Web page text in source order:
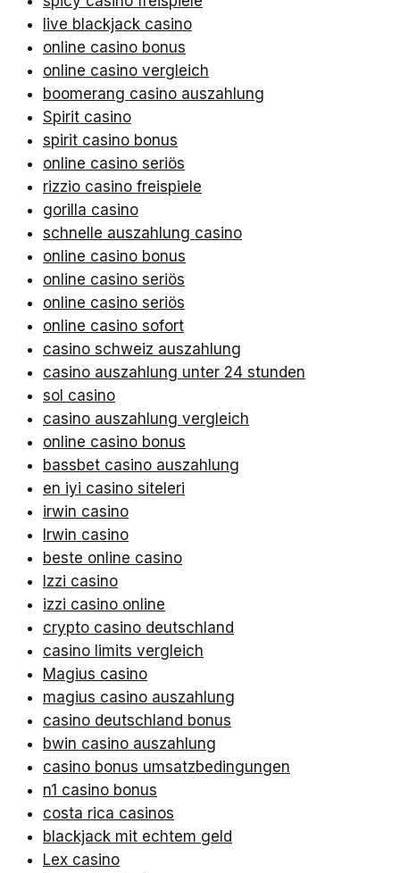
live blackjack casino
online casino bonus
online casino vergleich
boomerang casino auszahlung
Spirit casino
spirit casino bonus
online casino seriös
rizzio casino freispiele
gorilla casino
schnelle auszahlung casino
online casino bonus
online casino seriös
online casino seriös
online casino sofort
casino schweiz auszahlung
casino auszahlung unter 24 stunden
sol casino
casino auszahlung vergleich
online casino bonus
bassbet casino auszahlung
en iyi casino siteleri
irwin casino
Irwin casino
beste online casino
Izzi casino
izzi casino online
crypto casino deutschland
casino limits vergleich
Magius casino
magius casino auszahlung
casino deutschland bonus
bwin casino auszahlung
casino bonus umsatzbedingungen
n1 casino bonus
costa rica casinos
blackjack mit echtem geld
Lex casino